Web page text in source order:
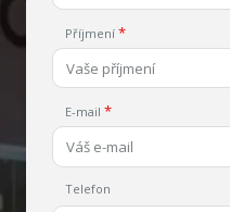
Příjmení
E-mail
Telefon